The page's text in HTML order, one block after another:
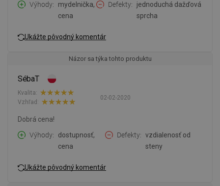
Výhody
mydelnička,
cena
Defekty
jednoduchá dažďová
sprcha
Ukážte pôvodný komentár
Názor sa týka tohto produktu
SébaT
02-02-2020
Kvalita:
Vzhľad:
Dobrá cena!
Výhody
dostupnosť,
cena
Defekty
vzdialenosť od
steny
Ukážte pôvodný komentár